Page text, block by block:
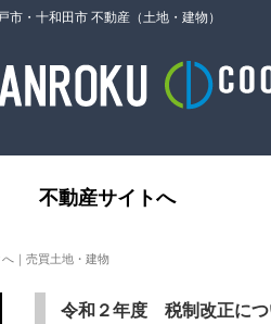
・十和田市 不動産（土地・建物）
不動産サイトへ
｜売買土地・建物
令和２年度 税制改正につ